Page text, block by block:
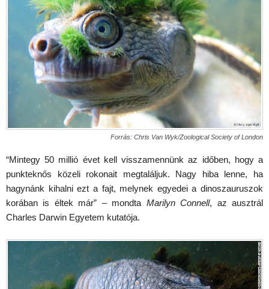
Forrás: Chris Van Wyk/Zoological Society of London
“Mintegy 50 millió évet kell visszamennünk az időben, hogy a
punkteknős közeli rokonait megtaláljuk. Nagy hiba lenne, ha
hagynánk kihalni ezt a fajt, melynek egyedei a dinoszauruszok
korában is éltek már” – mondta Marilyn Connell, az ausztrál
Charles Darwin Egyetem kutatója.